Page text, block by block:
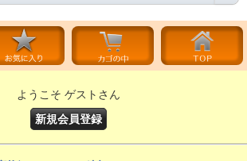
ようこそ ゲストさん
新規会員登録